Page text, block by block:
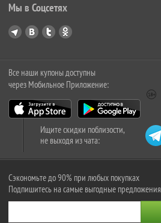
Мы в Соцсетях
Все наши купоны доступны
через Мобильное Приложение:
Ищите скидки поблизости,
не выходя из чата:
Сэкономьте до 90% при любых покупках
Подпишитесь на самые выгодные предложения